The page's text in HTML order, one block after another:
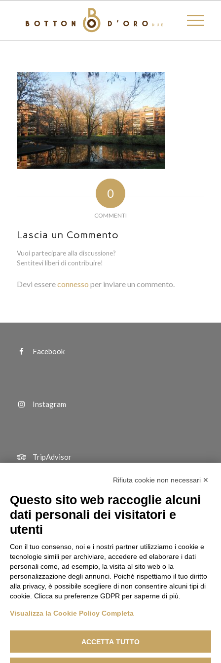
0
COMMENTI
Lascia un Commento
Vuoi partecipare alla discussione?
Sentitevi liberi di contribuire!
Devi essereconnesso per inviare un commento.
Facebook
Instagram
TripAdvisor
© Copyright | BOTTON D'ORO 2 di Davide De Podestà - Via Giuseppe
Verdi, 212 - 20080 Basiglio (MI) | C.F. DPDDVD90L10F205R | P.Iva
08007800967 Pec: bottondorodue@pec.it
CIN Botton D'Oro 2: IT015015B4GR6TDDC5 | CIN Appartamento EMMA:
Rifiuta cookie non necessari ✕
Questo sito web raccoglie alcuni
dati personali dei visitatori e
utenti
Con il tuo consenso, noi e i nostri partner utilizziamo i cookie e
tecnologie simili per archiviare, accedere ed elaborare i dati
personali come, ad esempio, la visita al sito web o la
personalizzazione degli annunci. Poiché rispettiamo il tuo diritto
alla privacy, è possibile scegliere di non consentire alcuni tipi di
cookie. Clicca su preferenze GDPR per saperne di più.
Visualizza la Cookie Policy Completa
ACCETTA TUTTO